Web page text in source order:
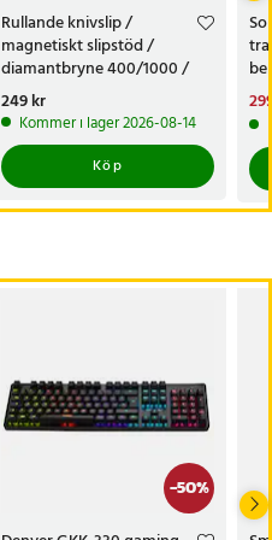
Rullande knivslip /
magnetiskt slipstöd /
diamantbryne 400/1000 /
knivvässare med fasta vinklar
Pris:249 kr
249 kr
Kommer i lager 2026-08-14
Köp
-50%